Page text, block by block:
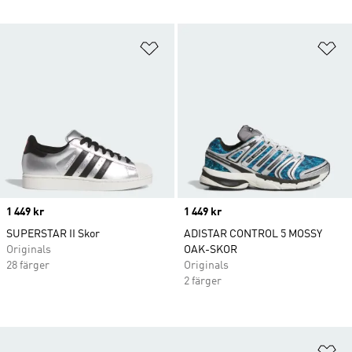
Price
1 449 kr
SUPERSTAR II Skor
Originals
28 färger
Price
1 449 kr
ADISTAR CONTROL 5 MOSSY
OAK-SKOR
Originals
2 färger